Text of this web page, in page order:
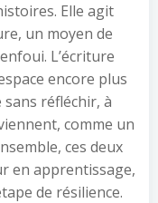
Elle agit
un moyen de
L’écriture
encore plus
réfléchir, à
comme un
ces deux
en apprentissage,
de résilience.